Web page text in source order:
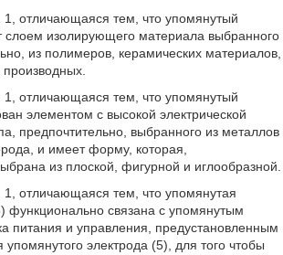
1, отличающаяся тем, что упомянутый
слоем изолирующего материала выбранного
из полимеров, керамических материалов,
1, отличающаяся тем, что упомянутый
элементом с высокой электрической
предпочтительно, выбранного из металлов
и имеет форму, которая,
из плоской, фигурной и иглообразной.
отличающаяся тем, что упомянутая
функционально связана с упомянутым
питания и управления, предустановленным
электрода (5), для того чтобы